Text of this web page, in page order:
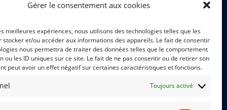
Gérer le consentement aux cookies
meilleures expériences, nous utilisons des technologies telles que les
stocker et/ou accéder aux informations des appareils. Le fait de consentir
nous permettra de traiter des données telles que le comportement
ou les ID uniques sur ce site. Le fait de ne pas consentir ou de retirer son
peut avoir un effet négatif sur certaines caractéristiques et fonctions.
Toujours activé
Qualiopi
et situation de handicap
légales
des cookies
intérieur